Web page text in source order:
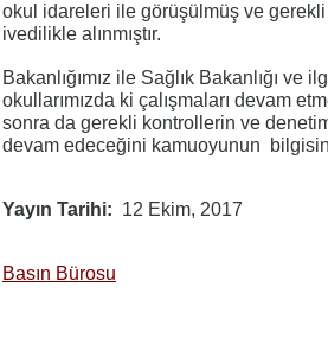
okul idareleri ile görüşülmüş ve
ivedilikle alınmıştır.
Bakanlığımız ile Sağlık Bakanlığı ve
okullarımızda ki çalışmaları devam
sonra da gerekli kontrollerin ve
devam edeceğini kamuoyunun
Yayın Tarihi 12 Ekim, 2017
Basın Bürosu